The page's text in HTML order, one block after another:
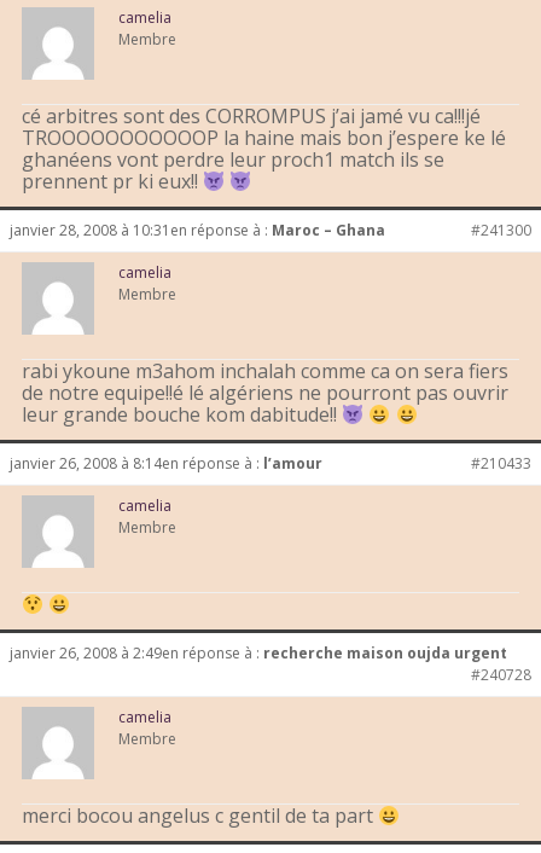
camelia
Membre
cé arbitres sont des CORROMPUS j’ai jamé vu ca!!!jé
TROOOOOOOOOOOP la haine mais bon j’espere ke lé
ghanéens vont perdre leur proch1 match ils se
prennent pr ki eux!!
janvier 28, 2008 à 10:31 en réponse à : Maroc – Ghana #241300
camelia
Membre
rabi ykoune m3ahom inchalah comme ca on sera fiers
de notre equipe!!é lé algériens ne pourront pas ouvrir
leur grande bouche kom dabitude!!
janvier 26, 2008 à 8:14en réponse à : l’amour #210433
camelia
Membre
janvier 26, 2008 à 2:49en réponse à : recherche maison oujda urgent
#240728
camelia
Membre
merci bocou angelus c gentil de ta part